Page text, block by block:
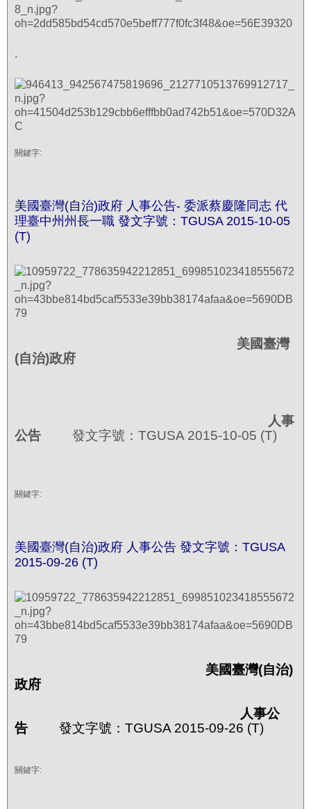
.
關鍵字:
美國臺灣(自治)政府 人事公告- 委派蔡慶隆同志 代
理臺中州州長一職 發文字號：TGUSA 2015-10-05
(T)
美國臺灣
(自治)政府
人事
公告 發文字號：TGUSA 2015-10-05 (T)
關鍵字:
美國臺灣(自治)政府 人事公告 發文字號：TGUSA
2015-09-26 (T)
美國臺灣(自治)
政府
人事公
告 發文字號：TGUSA 2015-09-26 (T)
關鍵字: